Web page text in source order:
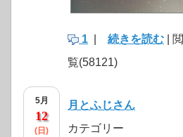
1 続きを読む | 閲
覧(58121)
5月
12
(日)
月とふじさん
カテゴリー